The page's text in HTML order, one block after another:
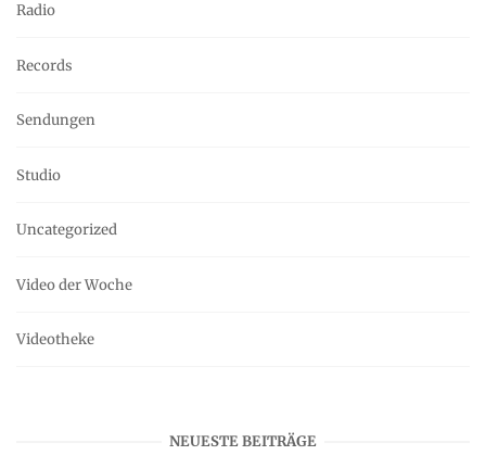
Radio
Records
Sendungen
Studio
Uncategorized
Video der Woche
Videotheke
NEUESTE BEITRÄGE